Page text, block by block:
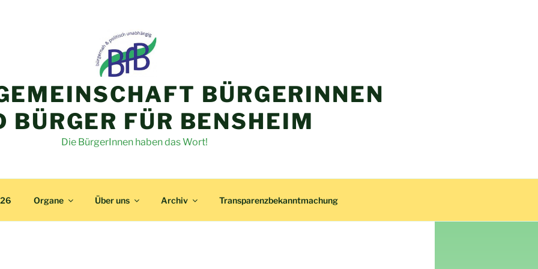
BÜRGERINNEN
BÜRGER FÜR BENSHEIM
Die BürgerInnen haben das Wort!
Organe Über uns Archiv Transparenzbekanntmachung